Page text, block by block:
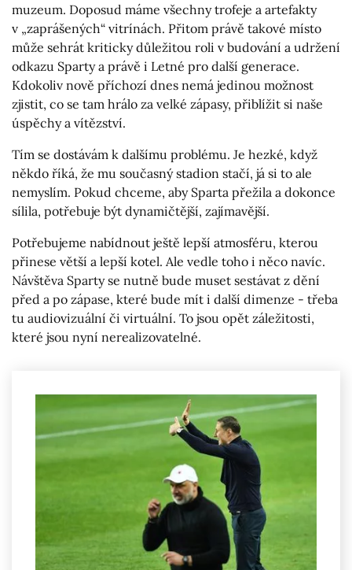
muzeum. Doposud máme všechny trofeje a artefakty
v „zaprášených“ vitrínách. Přitom právě takové místo
může sehrát kriticky důležitou roli v budování a udržení
odkazu Sparty a právě i Letné pro další generace.
Kdokoliv nově příchozí dnes nemá jedinou možnost
zjistit, co se tam hrálo za velké zápasy, přiblížit si naše
úspěchy a vítězství.
Tím se dostávám k dalšímu problému. Je hezké, když
někdo říká, že mu současný stadion stačí, já si to ale
nemyslím. Pokud chceme, aby Sparta přežila a dokonce
sílila, potřebuje být dynamičtější, zajímavější.
Potřebujeme nabídnout ještě lepší atmosféru, kterou
přinese větší a lepší kotel. Ale vedle toho i něco navíc.
Návštěva Sparty se nutně bude muset sestávat z dění
před a po zápase, které bude mít i další dimenze - třeba
tu audiovizuální či virtuální. To jsou opět záležitosti,
které jsou nyní nerealizovatelné.